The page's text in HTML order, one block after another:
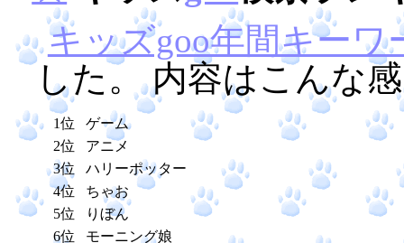
キッズgoo年間キー
した。 内容はこんな
1位
ゲーム
2位
アニメ
3位
ハリーポッター
4位
ちゃお
5位
りぼん
6位
モーニング娘